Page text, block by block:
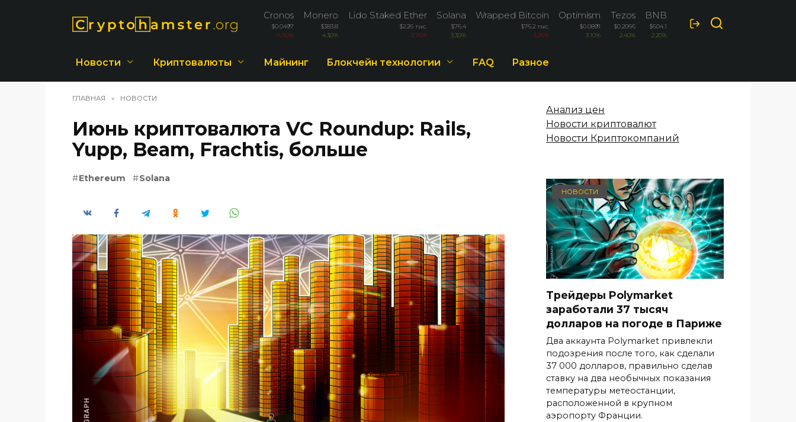
Cronos
$0.0497
-6.60%
Monero
$383.8
4.30%
Lido Staked Ether
$2.26 тыс.
-3.76%
Solana
$76.4
3.30%
Wrapped Bitcoin
$76.2 тыс.
-3.26%
Optimism
$0.0891
3.10%
Tezos
$0.2066
2.40%
BNB
$604.1
2.20%
Новости Криптовалюты Майнинг Блокчейн технологии FAQ Разное
ГЛАВНАЯ » НОВОСТИ
Июнь криптовалюта VC Roundup: Rails,
Yupp, Beam, Frachtis, больше
Ethereum Solana
Анализ цен
Новости криптовалют
Новости Криптокомпаний
НОВОСТИ
Трейдеры Polymarket
заработали 37 тысяч
долларов на погоде в Париже
Два аккаунта Polymarket привлекли
подозрения после того, как сделали
37 000 долларов, правильно сделав
ставку на два необычных показания
температуры метеостанции,
расположенной в крупном
аэропорту Франции.